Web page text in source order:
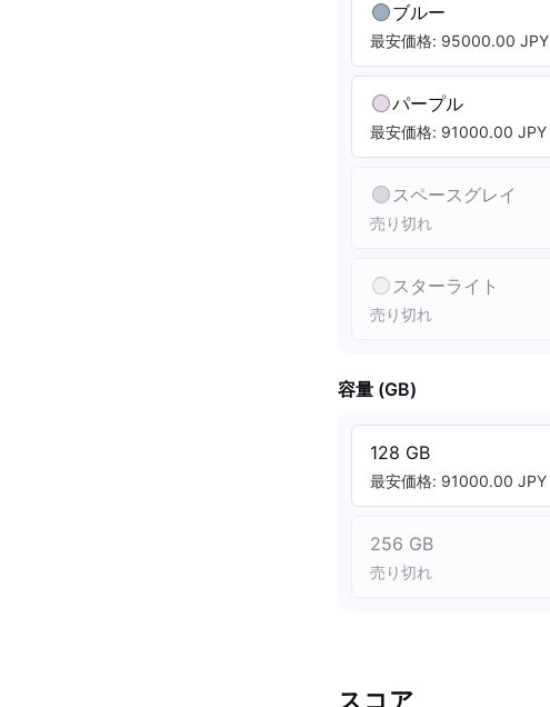
ブルー
最安価格: 95000.00 JPY
パープル
最安価格: 91000.00 JPY
スペースグレイ
売り切れ
スターライト
売り切れ
容量 (GB)
128 GB
最安価格: 91000.00 JPY
256 GB
売り切れ
スコア